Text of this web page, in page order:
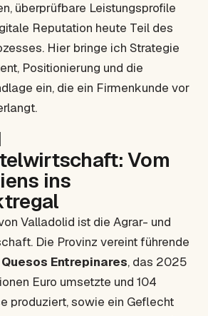
überprüfbare Leistungsprofile
Reputation heute Teil des
Hier bringe ich Strategie
Positionierung und die
ein, die ein Firmenkunde vor
Vom
ins
Valladolid ist die Agrar- und
Die Provinz vereint führende
Quesos Entrepinares, das 2025
Euro umsetzte und 104
produziert, sowie ein Geflecht